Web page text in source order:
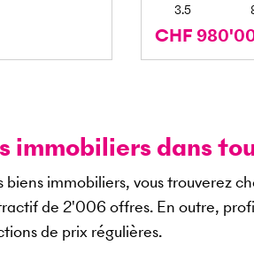
3.5
CHF
immobiliers dans
immobiliers, vous trouverez
de 2'006 offres. En outre,
de prix régulières.